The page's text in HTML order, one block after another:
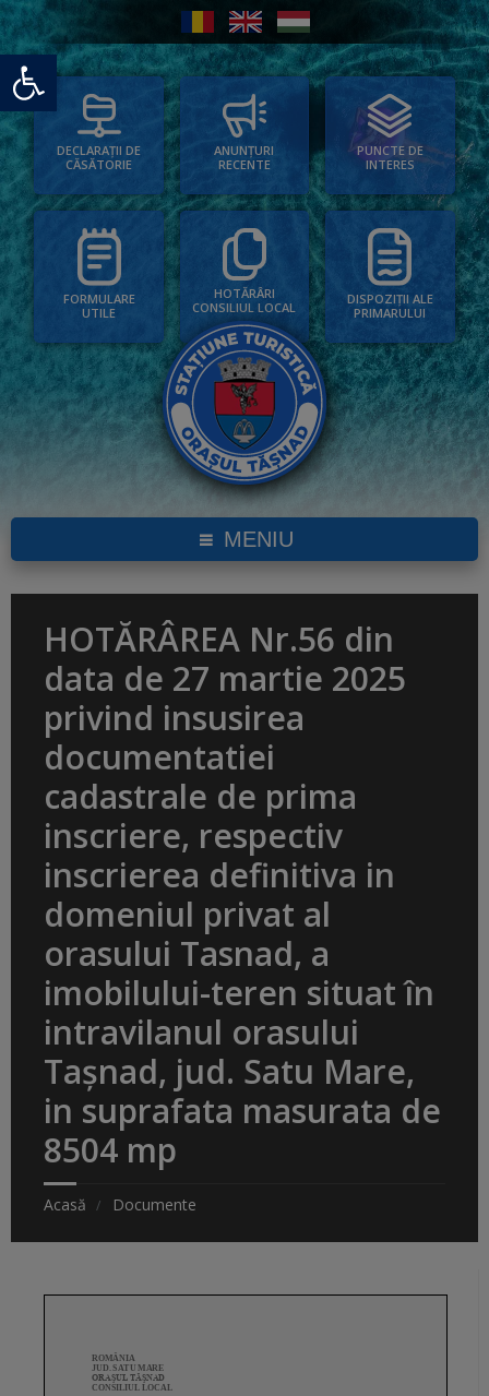
Deschide bara de unelte
DECLARAȚII DE
CĂSĂTORIE
ANUNȚURI
RECENTE
PUNCTE DE
INTERES
FORMULARE
UTILE
HOTĂRÂRI
CONSILIUL LOCAL
DISPOZIȚII ALE
PRIMARULUI
MENIU
HOTĂRÂREA Nr.56 din
data de 27 martie 2025
privind insusirea
documentatiei
cadastrale de prima
inscriere, respectiv
inscrierea definitiva in
domeniul privat al
orasului Tasnad, a
imobilului-teren situat în
intravilanul orasului
Tașnad, jud. Satu Mare,
in suprafata masurata de
8504 mp
Acasă Documente